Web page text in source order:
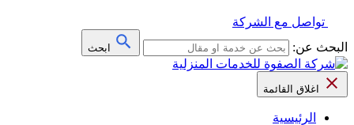
تواصل مع الشركة
البحث عن:
ابحث
اغلاق القائمة
الرئيسية